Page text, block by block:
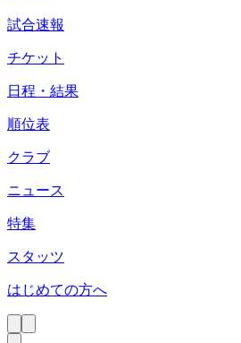
試合速報
チケット
日程・結果
順位表
クラブ
ニュース
特集
スタッツ
はじめての方へ